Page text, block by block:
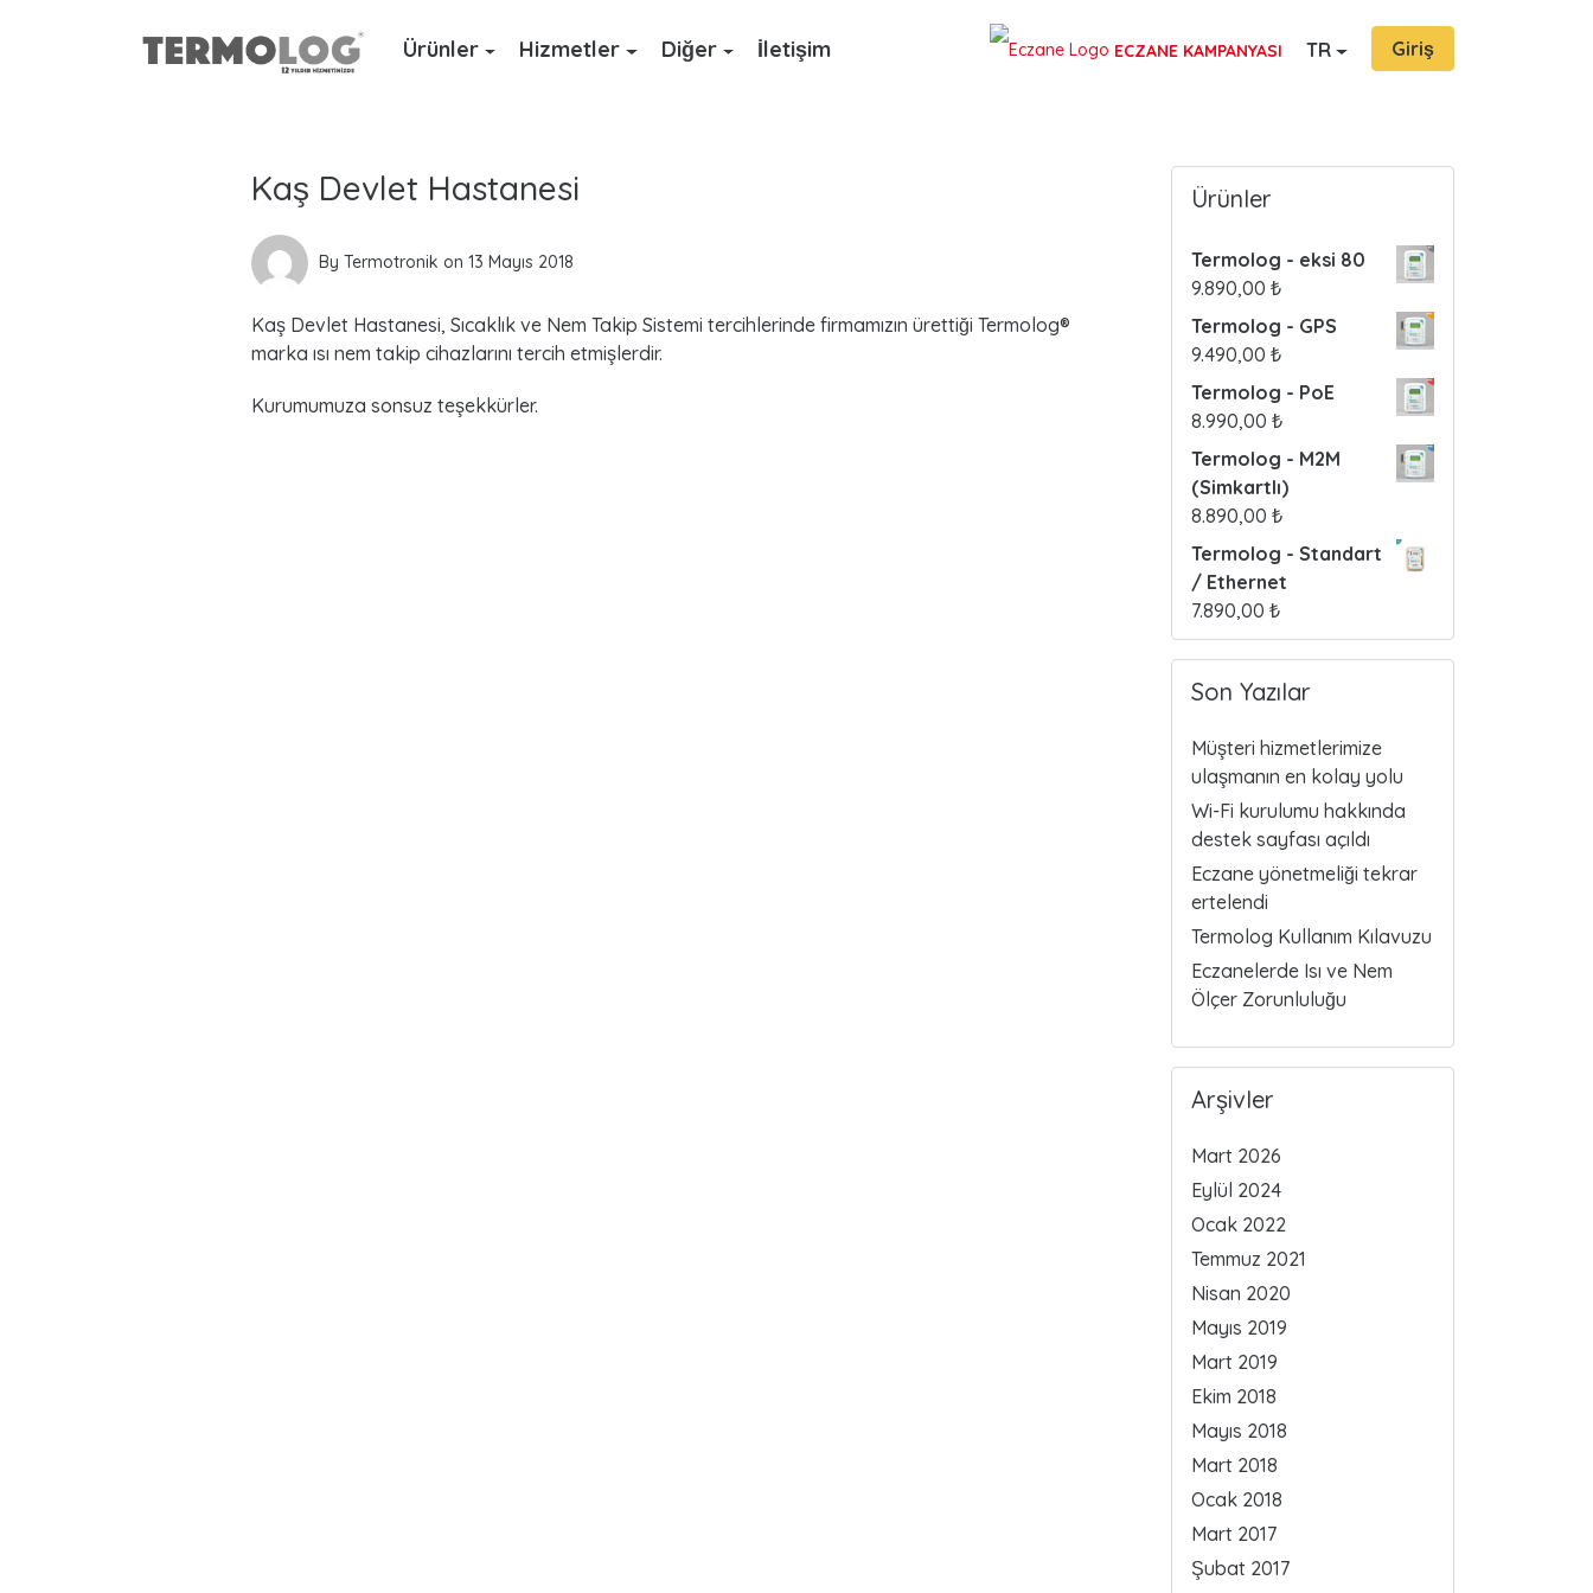
Ürünler Hizmetler Diğer İletişim ECZANE KAMPANYASI TR Giriş
Kaş Devlet Hastanesi
By Termotronik on 13 Mayıs 2018
Kaş Devlet Hastanesi, Sıcaklık ve Nem Takip Sistemi tercihlerinde firmamızın ürettiği Termolog®
marka ısı nem takip cihazlarını tercih etmişlerdir.
Kurumumuza sonsuz teşekkürler.
Ürünler
Termolog - eksi 80
9.890,00 ₺
Termolog - GPS
9.490,00 ₺
Termolog - PoE
8.990,00 ₺
Termolog - M2M
(Simkartlı)
8.890,00 ₺
Termolog - Standart
/ Ethernet
7.890,00 ₺
Son Yazılar
Müşteri hizmetlerimize
ulaşmanın en kolay yolu
Wi-Fi kurulumu hakkında
destek sayfası açıldı
Eczane yönetmeliği tekrar
ertelendi
Termolog Kullanım Kılavuzu
Eczanelerde Isı ve Nem
Ölçer Zorunluluğu
Arşivler
Mart 2026
Eylül 2024
Ocak 2022
Temmuz 2021
Nisan 2020
Mayıs 2019
Mart 2019
Ekim 2018
Mayıs 2018
Mart 2018
Ocak 2018
Mart 2017
Şubat 2017